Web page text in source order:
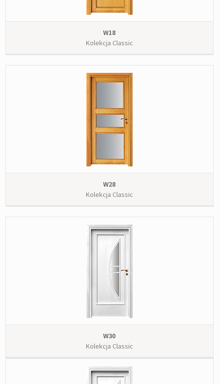
W18
Kolekcja Classic
W28
Kolekcja Classic
W30
Kolekcja Classic